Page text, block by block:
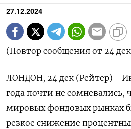
27.12.2024
(Повтор сообщения от 24
ЛОНДОН, 24 дек (Рейтер) -
года почти не сомневались,
мировых фондовых рынках
резкое снижение